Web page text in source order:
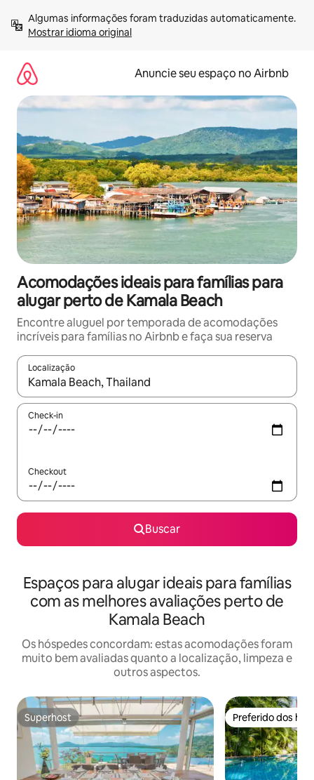
para
Mostrar idioma original
Anuncie seu espaço no Airbnb
Acomodações ideais para famílias para
alugar perto de Kamala Beach
Encontre aluguel por temporada de acomodações
incríveis para famílias no Airbnb e faça sua reserva
Localização
Quando os resultados estiverem disponíveis, explore-os
Check-in
Checkout
Buscar
Espaços para alugar ideais para famílias
com as melhores avaliações perto de
Kamala Beach
Os hóspedes concordam: estas acomodações foram
muito bem avaliadas quanto a localização, limpeza e
outros aspectos.
Superhost
Superhost Preferido dos
Preferido dos